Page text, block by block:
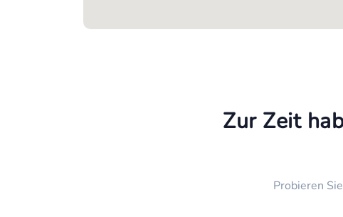
Zur Zeit
Probieren